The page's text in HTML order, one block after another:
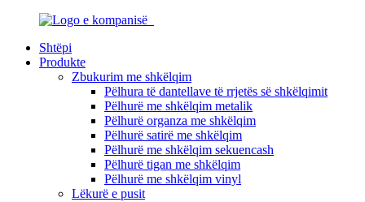
Shtëpi
Produkte
Zbukurim me shkëlqim
Pëlhura të dantellave të rrjetës së shkëlqimit
Pëlhurë me shkëlqim metalik
Pëlhurë organza me shkëlqim
Pëlhurë satirë me shkëlqim
Pëlhurë me shkëlqim sekuencash
Pëlhurë tigan me shkëlqim
Pëlhurë me shkëlqim vinyl
Lëkurë e pusit